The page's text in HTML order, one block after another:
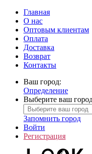
Главная
О нас
Оптовым клиентам
Оплата
Доставка
Возврат
Контакты
Ваш город:
Определение
Выберите ваш
Запомнить город
Войти
Регистрация